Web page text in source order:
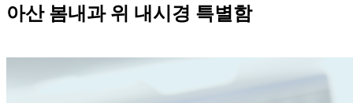
아산 봄내과 위 내시경 특별함